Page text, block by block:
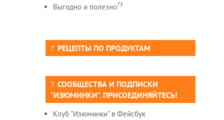
Выгодно и полезно73
РЕЦЕПТЫ ПО ПРОДУКТАМ
СООБЩЕСТВА И ПОДПИСКИ
"ИЗЮМИНКИ". ПРИСОЕДИНЯЙТЕСЬ!
Клуб "Изюминки" в Фейсбук